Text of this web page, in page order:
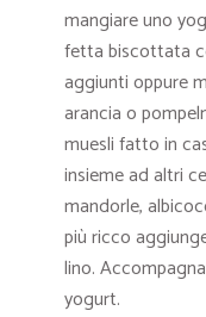
mangiare uno
fetta biscottata
aggiunti oppure
arancia o
muesli fatto in
insieme ad altri
mandorle,
più ricco
lino.
yogurt.